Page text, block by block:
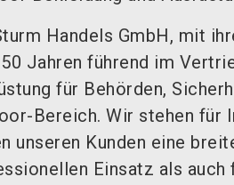
Handels GmbH, mit
Jahren führend im
für Behörden,
Bereich. Wir stehen für
unseren Kunden eine
Einsatz als